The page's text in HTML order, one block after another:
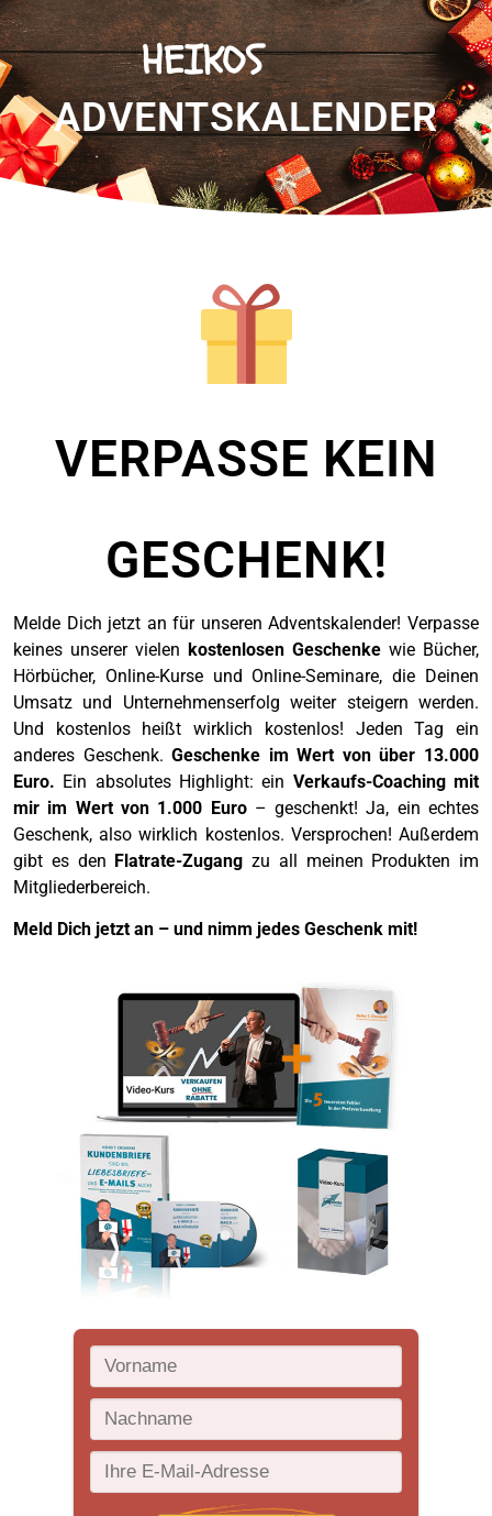
HEIKOS
ADVENTSKALENDER
VERPASSE KEIN
GESCHENK!
Melde Dich jetzt an für unseren Adventskalender! Verpasse
keines unserer vielen kostenlosen Geschenke wie Bücher,
Hörbücher, Online-Kurse und Online-Seminare, die Deinen
Umsatz und Unternehmenserfolg weiter steigern werden.
Und kostenlos heißt wirklich kostenlos! Jeden Tag ein
anderes Geschenk.Geschenke im Wert von über 13.000
Euro. Ein absolutes Highlight: ein Verkaufs-Coaching mit
mir im Wert von 1.000 Euro– geschenkt! Ja, ein echtes
Geschenk, also wirklich kostenlos. Versprochen! Außerdem
gibt es den Flatrate-Zugang zu all meinen Produkten im
Mitgliederbereich.
Meld Dich jetzt an – und nimm jedes Geschenk mit!